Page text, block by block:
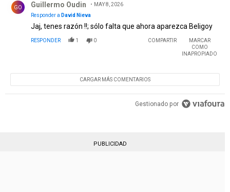
GO Guillermo Oudin
MAY 8, 2026
Responder a David Nieva
Jaj, tenes razón !!; sólo falta que ahora aparezca Beligoy
RESPONDER 1 0 COMPARTIR
MARCAR
COMO
INAPROPIADO
CARGAR MÁS COMENTARIOS
Gestionado por
PUBLICIDAD